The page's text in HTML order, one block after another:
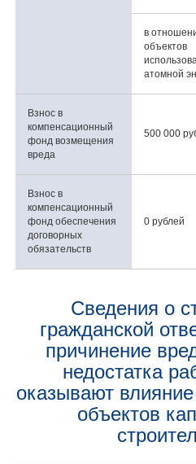
в
объектов
атомной
Взнос в
компенсационный
фонд возмещения
вреда
500 000
Взнос в
компенсационный
фонд обеспечения
договорных
обязательств
0 рублей
Сведения о
гражданской
причинение
недостатка
оказывают
объектов